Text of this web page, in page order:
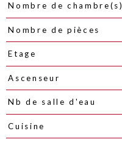
Nombre de chambre(s)
Nombre de pièces
Etage
Ascenseur
Nb de salle d'eau
Cuisine